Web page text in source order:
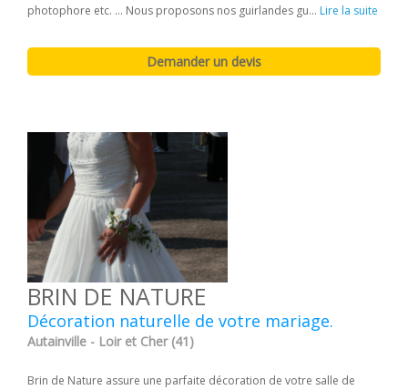
photophore etc. ... Nous proposons nos guirlandes gu... Lire la suite
BRIN DE NATURE
Décoration naturelle de votre mariage.
Autainville - Loir et Cher (41)
Brin de Nature assure une parfaite décoration de votre salle de